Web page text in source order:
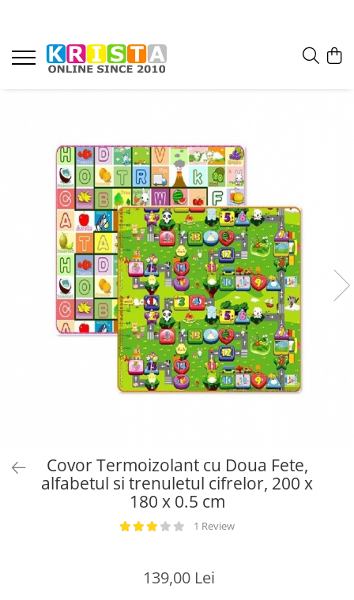
Covor Termoizolant cu Doua Fete,
alfabetul si trenuletul cifrelor, 200 x
180 x 0.5 cm
1 Review
139,00 Lei